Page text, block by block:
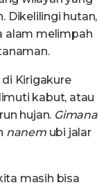
Dikelilingi hutan,
alam melimpah
Kirigakure
kabut, atau
hujan. Gimana
nanemubi jalar
masih bisa